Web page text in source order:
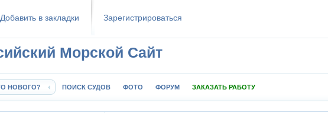
Добавить в закладки Зaрeгиcтpиpoваться
Морской Сайт
НОВОГО? ПОИСК СУДОВ ФОТО ФОРУМ ЗАКАЗАТЬ РАБОТУ